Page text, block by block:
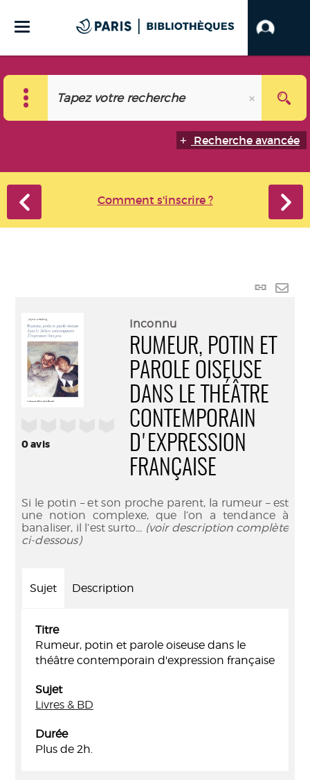
Recherche avancée
Comment s'inscrire ?
Lien
0avis
Inconnu
RUMEUR, POTIN ET
PAROLE OISEUSE
DANS LE THÉÂTRE
CONTEMPORAIN
D'EXPRESSION
FRANÇAISE
Si le potin – et son proche parent, la rumeur – est
une notion complexe, que l’on a tendance à
banaliser, il l’est surto... (voir description complète
ci-dessous)
Sujet Description
Titre
Rumeur, potin et parole oiseuse dans le
théâtre contemporain d'expression française
Sujet
Livres & BD
Durée
Plus de 2h.